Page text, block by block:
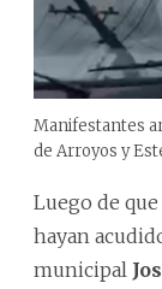
Manifestantes
de Arroyos y
Luego de
hayan
municipal